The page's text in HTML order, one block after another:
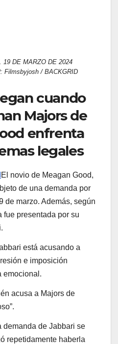
19 DE MARZO DE 2024
Filmsbyjosh / BACKGRID
cuando
Majors de
enfrenta
legales
El novio de Meagan Good,
de una demanda por
de marzo. Además, según
fue presentada por su
está acusando a
e imposición
emocional.
acusa a Majors de
demanda de Jabbari se
repetidamente haberla